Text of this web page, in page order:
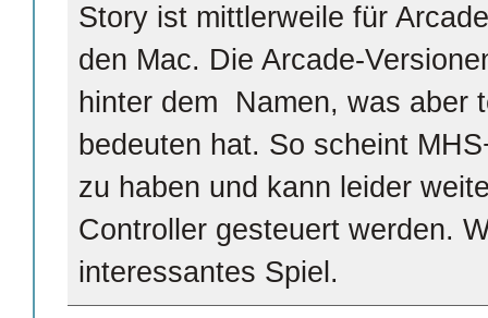
Story ist mittlerweile für
den Mac. Die Arcade-
hinter dem Namen, was aber
bedeuten hat. So scheint
zu haben und kann leider
Controller gesteuert werden.
interessantes Spiel.